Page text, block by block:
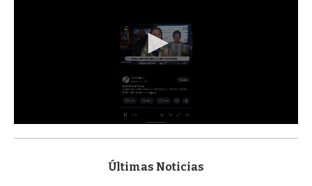
s
Últimas Noticias